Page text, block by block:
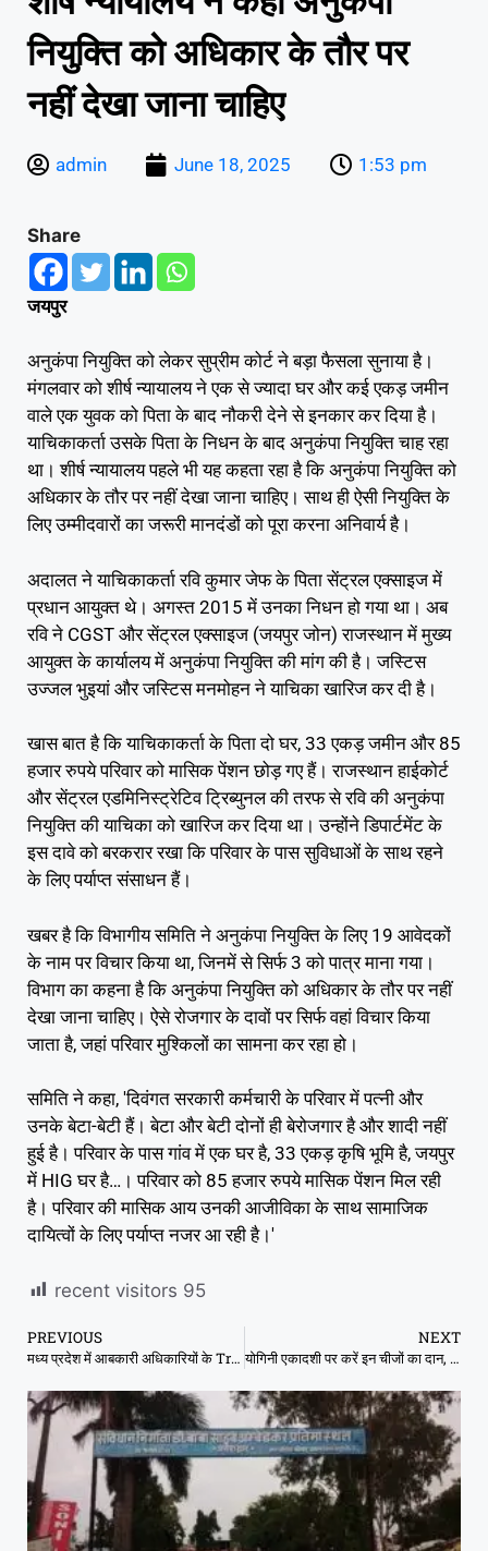
नियुक्ति को अधिकार के तौर पर
नहीं देखा जाना चाहिए
admin June 18, 2025 1:53 pm
Share
जयपुर
अनुकंपा नियुक्ति को लेकर सुप्रीम कोर्ट ने बड़ा फैसला सुनाया है।
मंगलवार को शीर्ष न्यायालय ने एक से ज्यादा घर और कई एकड़ जमीन
वाले एक युवक को पिता के बाद नौकरी देने से इनकार कर दिया है।
याचिकाकर्ता उसके पिता के निधन के बाद अनुकंपा नियुक्ति चाह रहा
था। शीर्ष न्यायालय पहले भी यह कहता रहा है कि अनुकंपा नियुक्ति को
अधिकार के तौर पर नहीं देखा जाना चाहिए। साथ ही ऐसी नियुक्ति के
लिए उम्मीदवारों का जरूरी मानदंडों को पूरा करना अनिवार्य है।
अदालत ने याचिकाकर्ता रवि कुमार जेफ के पिता सेंट्रल एक्साइज में
प्रधान आयुक्त थे। अगस्त 2015 में उनका निधन हो गया था। अब
रवि ने CGST और सेंट्रल एक्साइज (जयपुर जोन) राजस्थान में मुख्य
आयुक्त के कार्यालय में अनुकंपा नियुक्ति की मांग की है। जस्टिस
उज्जल भुइयां और जस्टिस मनमोहन ने याचिका खारिज कर दी है।
खास बात है कि याचिकाकर्ता के पिता दो घर, 33 एकड़ जमीन और 85
हजार रुपये परिवार को मासिक पेंशन छोड़ गए हैं। राजस्थान हाईकोर्ट
और सेंट्रल एडमिनिस्ट्रेटिव ट्रिब्युनल की तरफ से रवि की अनुकंपा
नियुक्ति की याचिका को खारिज कर दिया था। उन्होंने डिपार्टमेंट के
इस दावे को बरकरार रखा कि परिवार के पास सुविधाओं के साथ रहने
के लिए पर्याप्त संसाधन हैं।
खबर है कि विभागीय समिति ने अनुकंपा नियुक्ति के लिए 19 आवेदकों
के नाम पर विचार किया था, जिनमें से सिर्फ 3 को पात्र माना गया।
विभाग का कहना है कि अनुकंपा नियुक्ति को अधिकार के तौर पर नहीं
देखा जाना चाहिए। ऐसे रोजगार के दावों पर सिर्फ वहां विचार किया
जाता है, जहां परिवार मुश्किलों का सामना कर रहा हो।
समिति ने कहा, 'दिवंगत सरकारी कर्मचारी के परिवार में पत्नी और
उनके बेटा-बेटी हैं। बेटा और बेटी दोनों ही बेरोजगार है और शादी नहीं
हुई है। परिवार के पास गांव में एक घर है, 33 एकड़ कृषि भूमि है, जयपुर
में HIG घर है…। परिवार को 85 हजार रुपये मासिक पेंशन मिल रही
है। परिवार की मासिक आय उनकी आजीविका के साथ सामाजिक
दायित्वों के लिए पर्याप्त नजर आ रही है।'
recent visitors 95
PREVIOUS
मध्य प्रदेश में आबकारी अधिकारियों के Transfer, वाणिज्यिक कर विभाग ने एक जिले से दूसरे में पदस्थ किया
NEXT
योगिनी एकादशी पर करें इन चीजों का दान, कभी नहीं होगी पैसों की कमी